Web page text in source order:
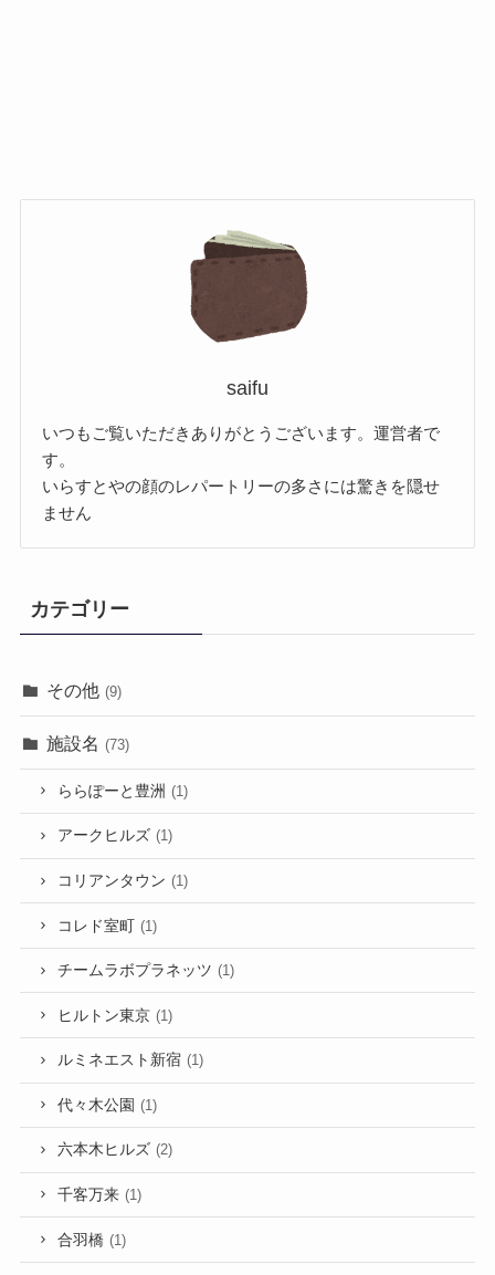
saifu
いつもご覧いただきありがとうございます。運営者で
す。
いらすとやの顔のレパートリーの多さには驚きを隠せ
ません
カテゴリー
その他 (9)
施設名 (73)
ららぽーと豊洲 (1)
アークヒルズ (1)
コリアンタウン (1)
コレド室町 (1)
チームラボプラネッツ (1)
ヒルトン東京 (1)
ルミネエスト新宿 (1)
代々木公園 (1)
六本木ヒルズ (2)
千客万来 (1)
合羽橋 (1)